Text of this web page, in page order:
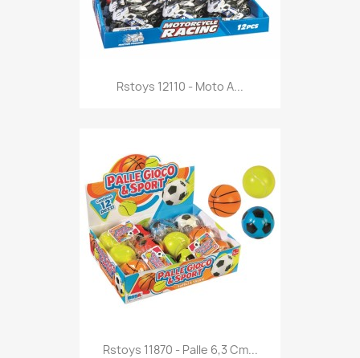
 Anteprima
Rstoys 12110 - Moto A...
Anteprima
Rstoys 11870 - Palle 6,3 Cm...